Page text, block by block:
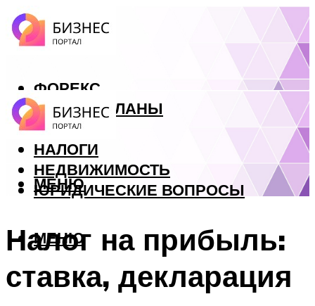
ФОРЕКС
БИЗНЕС ПЛАНЫ
КРЕДИТЫ
НАЛОГИ
НЕДВИЖИМОСТЬ
ЮРИДИЧЕСКИЕ ВОПРОСЫ
МЕНЮ
МЕНЮ
Налог на прибыль:
ставка, декларация